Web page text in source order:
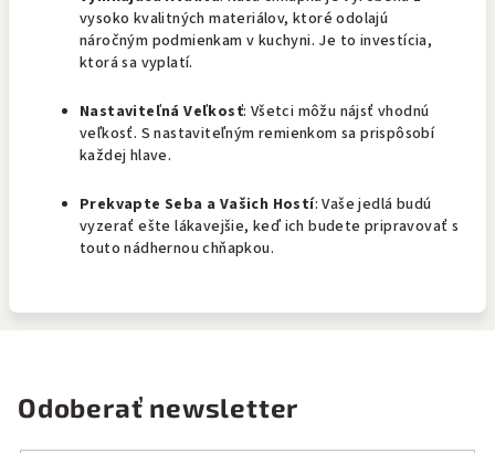
vysoko kvalitných materiálov, ktoré odolajú
náročným podmienkam v kuchyni. Je to investícia,
ktorá sa vyplatí.
Nastaviteľná Veľkosť: Všetci môžu nájsť vhodnú
veľkosť. S nastaviteľným remienkom sa prispôsobí
každej hlave.
Prekvapte Seba a Vašich Hostí: Vaše jedlá budú
vyzerať ešte lákavejšie, keď ich budete pripravovať s
touto nádhernou chňapkou.
Odoberať newsletter